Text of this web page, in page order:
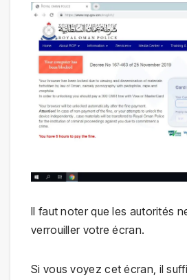
Il faut noter que les autorités
verrouiller votre écran.
Si vous voyez cet écran, il